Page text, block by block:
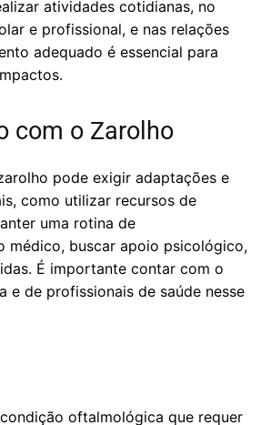
atividades cotidianas, no
e profissional, e nas relações
adequado é essencial para
com o Zarolho
pode exigir adaptações e
como utilizar recursos de
uma rotina de
médico, buscar apoio psicológico,
É importante contar com o
e de profissionais de saúde nesse
oftalmológica que requer